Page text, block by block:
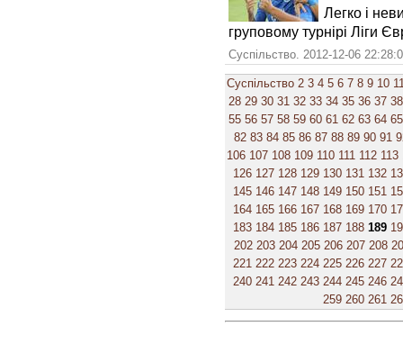
Легко і
груповому турнірі Ліги
Суспільство. 2012-12-06
Суспільство 2 3 4 5 6 7 8 9 10
28 29 30 31 32 33 34 35 36 37 38
55 56 57 58 59 60 61 62 63 64 65
82 83 84 85 86 87 88 89 90 91
106 107 108 109 110 111 112 113
126 127 128 129 130 131 132
145 146 147 148 149 150 151
164 165 166 167 168 169 170
183 184 185 186 187 188 189
202 203 204 205 206 207 208
221 222 223 224 225 226 227
240 241 242 243 244 245 246
259 260 261